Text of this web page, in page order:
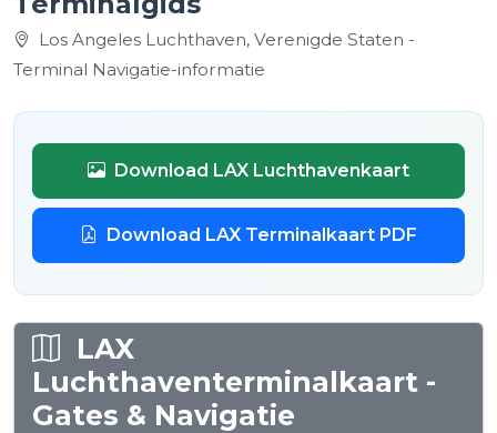
Los Angeles Luchthaven, Verenigde Staten -
Terminal Navigatie-informatie
Download LAX Luchthavenkaart
Download LAX Terminalkaart PDF
LAX
Luchthaventerminalkaart -
Gates & Navigatie